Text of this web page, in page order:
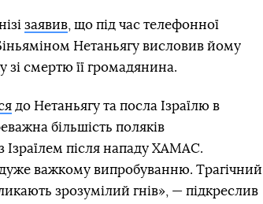
заявив , що під час телефонної
Нетаньягу висловив йому
зі смертю її громадянина.
до Нетаньягу та посла Ізраїлю в
більшість поляків
Ізраїлем після нападу ХАМАС.
дуже важкому випробуванню. Трагічний
зрозумілий гнів», — підкреслив